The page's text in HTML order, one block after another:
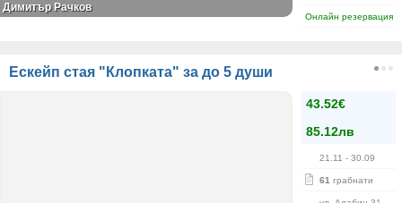
Онлайн резервация
Димитър Рачков
Ескейп стая "Клопката" за до 5 души
43.52€
85.12лв
21.11 - 30.09
61 грабнати